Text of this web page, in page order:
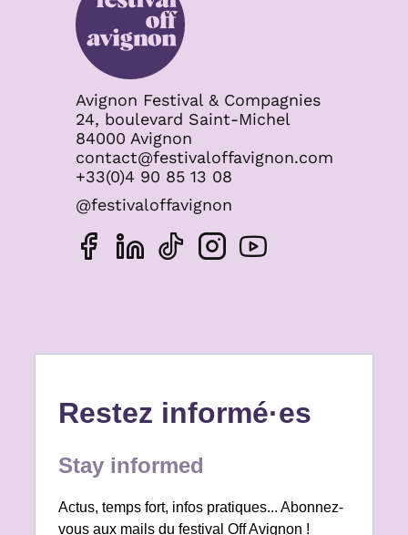
Avignon Festival & Compagnies
24, boulevard Saint-Michel
84000 Avignon
contact@festivaloffavignon.com
+33(0)4 90 85 13 08
@festivaloffavignon